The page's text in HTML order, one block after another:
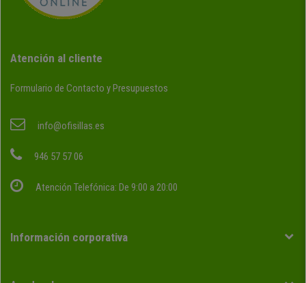
Atención al cliente
Formulario de Contacto y Presupuestos
info@ofisillas.es
946 57 57 06
Atención Telefónica: De 9:00 a 20:00
Información corporativa